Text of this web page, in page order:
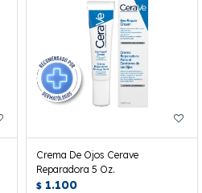
Crema De Ojos Cerave
Reparadora 5 Oz.
$ 1.100